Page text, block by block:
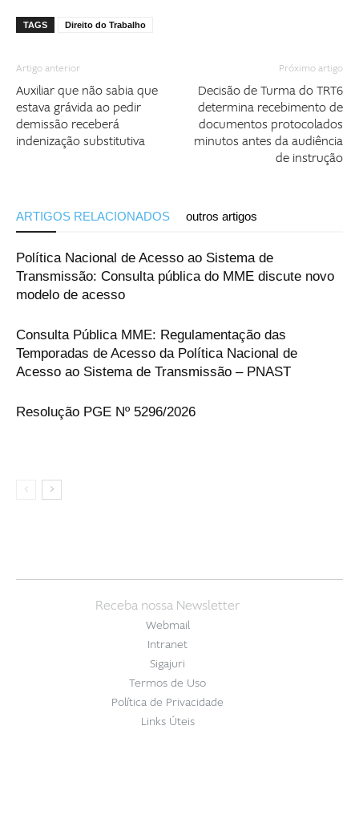
TAGS Direito do Trabalho
Artigo anterior
Auxiliar que não sabia que
estava grávida ao pedir
demissão receberá
indenização substitutiva
Próximo artigo
Decisão de Turma do TRT6
determina recebimento de
documentos protocolados
minutos antes da audiência
de instrução
ARTIGOS RELACIONADOS outros artigos
Política Nacional de Acesso ao Sistema de
Transmissão: Consulta pública do MME discute novo
modelo de acesso
Consulta Pública MME: Regulamentação das
Temporadas de Acesso da Política Nacional de
Acesso ao Sistema de Transmissão – PNAST
Resolução PGE Nº 5296/2026
Receba nossa Newsletter
Webmail
Intranet
Sigajuri
Termos de Uso
Política de Privacidade
Links Úteis